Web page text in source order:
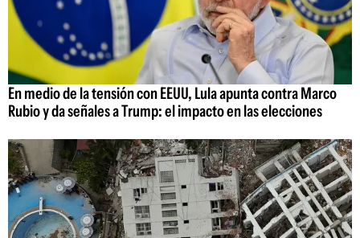
En medio de la tensión con EEUU, Lula apunta contra Marco
Rubio y da señales a Trump: el impacto en las elecciones